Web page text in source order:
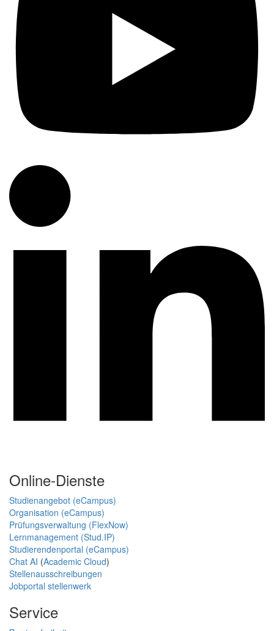
Online-Dienste
Studienangebot (eCampus)
Organisation (eCampus)
Prüfungsverwaltung (FlexNow)
Lernmanagement (Stud.IP)
Studierendenportal (eCampus)
Chat AI (Academic Cloud)
Stellenausschreibungen
Jobportal stellenwerk
Service